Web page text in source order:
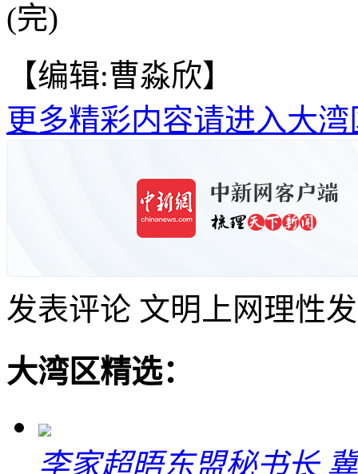
(完)
【编辑:曹淼欣】
更多精彩内容请进入大湾
发表评论 文明上网理性
大湾区精选：
李家超晤东盟秘书长